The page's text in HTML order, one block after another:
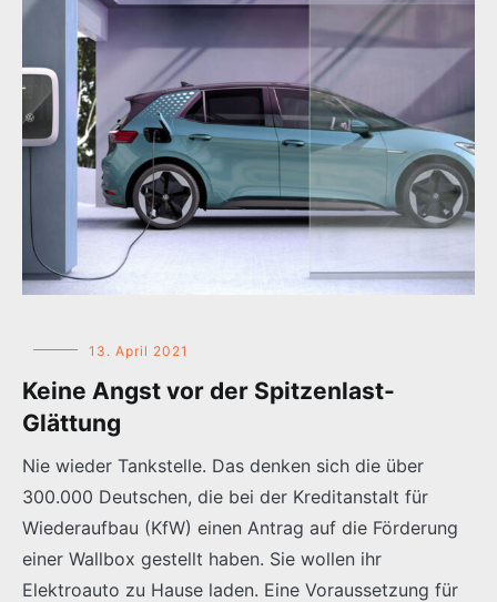
13. April 2021
Keine Angst vor der Spitzenlast-
Glättung
Nie wieder Tankstelle. Das denken sich die über
300.000 Deutschen, die bei der Kreditanstalt für
Wiederaufbau (KfW) einen Antrag auf die Förderung
einer Wallbox gestellt haben. Sie wollen ihr
Elektroauto zu Hause laden. Eine Voraussetzung für